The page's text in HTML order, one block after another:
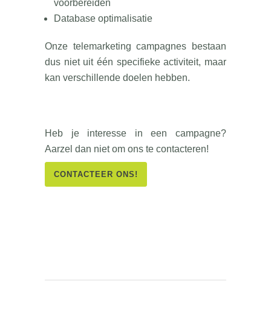
voorbereiden
Database optimalisatie
Onze telemarketing campagnes bestaan
dus niet uit één specifieke activiteit, maar
kan verschillende doelen hebben.
Heb je interesse in een campagne?
Aarzel dan niet om ons te contacteren!
CONTACTEER ONS!